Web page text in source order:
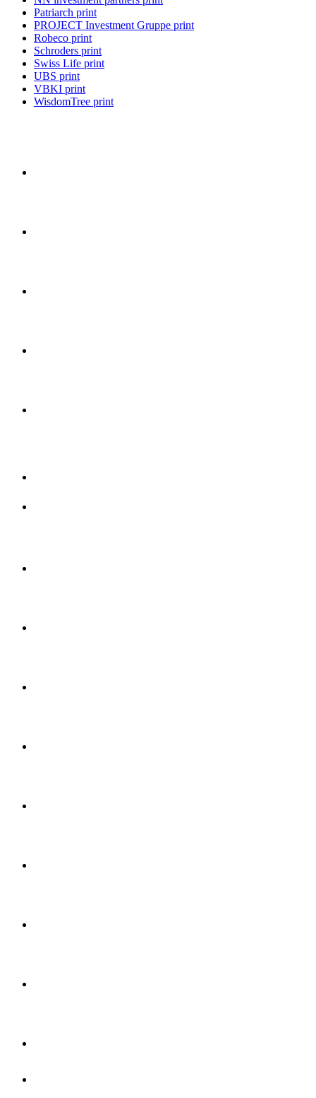
Patriarch print
PROJECT Investment Gruppe print
Robeco print
Schroders print
Swiss Life print
UBS print
VBKI print
WisdomTree print